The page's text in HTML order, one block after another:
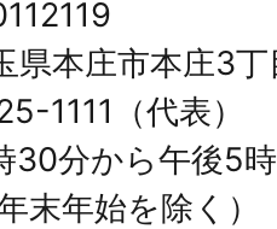
本庄市本庄3丁
1111（代表）
30分から午後5
末年始を除く）